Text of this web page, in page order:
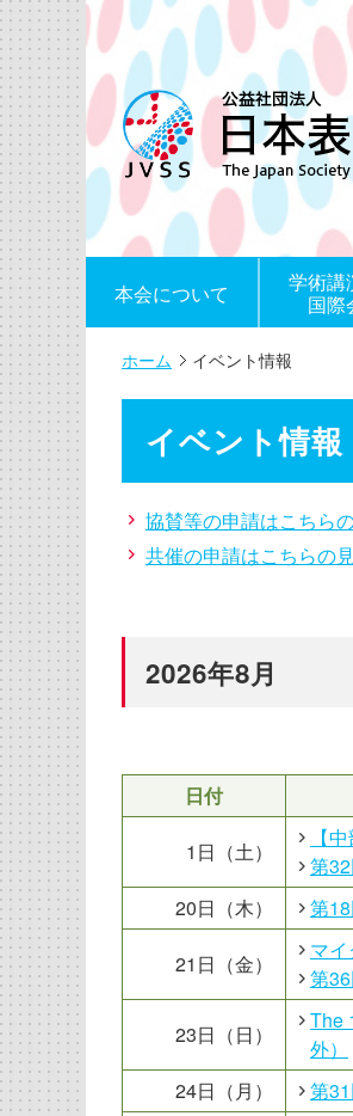
本会について
学術講
国際
ホーム イベント情報
イベント情報
協賛等の申請はこちら
共催の申請はこちらの
2026年8月
日付
1日（土）
【
第
20日（木）
第
21日（金）
マ
第
23日（日）
The
外）
24日（月）
第